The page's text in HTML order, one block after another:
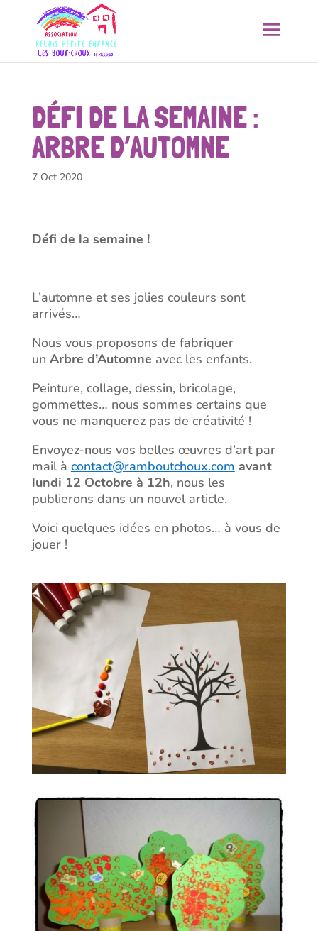
DÉFI DE LA SEMAINE :
ARBRE D’AUTOMNE
7 Oct 2020
Défi de la semaine !
L’automne et ses jolies couleurs sont
arrivés…
Nous vous proposons de fabriquer
un Arbre d’Automne avec les enfants.
Peinture, collage, dessin, bricolage,
gommettes… nous sommes certains que
vous ne manquerez pas de créativité !
Envoyez-nous vos belles œuvres d’art par
mail à contact@ramboutchoux.com avant
lundi 12 Octobre à 12h, nous les
publierons dans un nouvel article.
Voici quelques idées en photos… à vous de
jouer !